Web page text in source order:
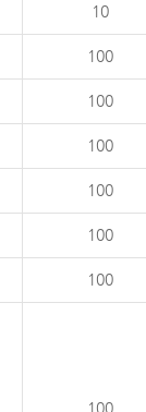
10
100
100
100
100
100
100
100